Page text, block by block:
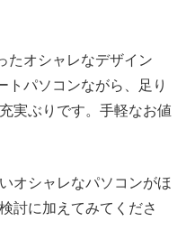
たオシャレなデザイン
トパソコンながら、足り
実ぶりです。手軽なお値
オシャレなパソコンがほ
討に加えてみてくださ